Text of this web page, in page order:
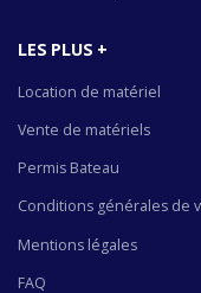
LES PLUS +
Location de matériel
Vente de matériels
Permis Bateau
Conditions générales de
Mentions légales
FAQ